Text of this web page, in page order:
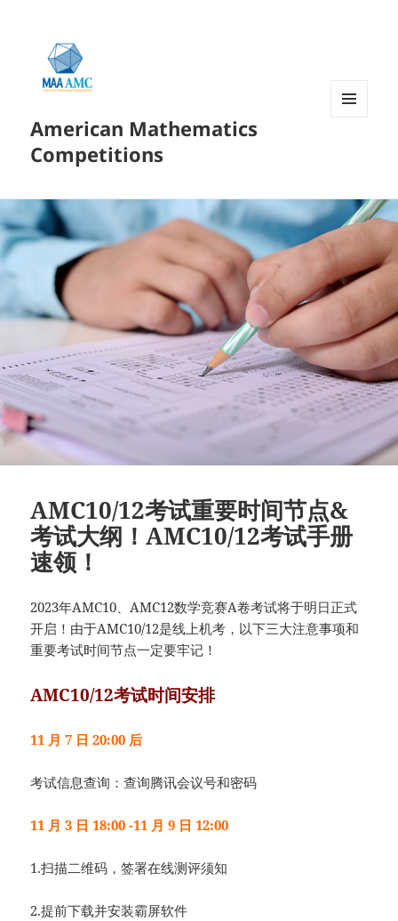
American Mathematics
Competitions
AMC10/12考试重要时间节点&
考试大纲！AMC10/12考试手册
速领！
2023年AMC10、AMC12数学竞赛A卷考试将于明日正式
开启！由于AMC10/12是线上机考，以下三大注意事项和
重要考试时间节点一定要牢记！
AMC10/12考试时间安排
11 月 7 日 20:00 后
考试信息查询：查询腾讯会议号和密码
11 月 3 日 18:00 -11 月 9 日 12:00
1.扫描二维码，签署在线测评须知
2.提前下载并安装霸屏软件